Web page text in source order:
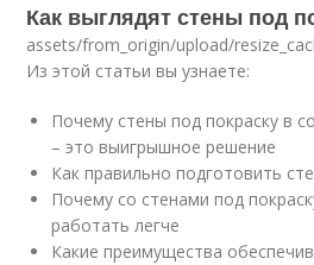
Как выглядят стены под
assets/from_origin/upload/
Из этой статьи вы узнаете:
Почему стены под покраску в
– это выигрышное решение
Как правильно подготовить
Почему со стенами под
работать легче
Какие преимущества